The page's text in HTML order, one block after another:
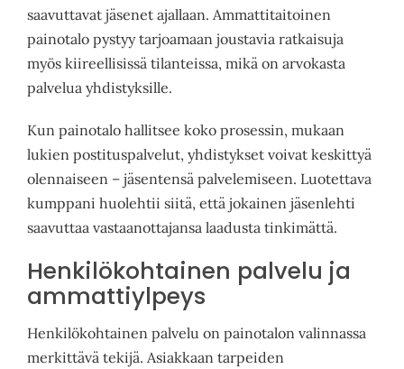
saavuttavat jäsenet ajallaan. Ammattitaitoinen
painotalo pystyy tarjoamaan joustavia ratkaisuja
myös kiireellisissä tilanteissa, mikä on arvokasta
palvelua yhdistyksille.
Kun painotalo hallitsee koko prosessin, mukaan
lukien postituspalvelut, yhdistykset voivat keskittyä
olennaiseen – jäsentensä palvelemiseen. Luotettava
kumppani huolehtii siitä, että jokainen jäsenlehti
saavuttaa vastaanottajansa laadusta tinkimättä.
Henkilökohtainen palvelu ja
ammattiylpeys
Henkilökohtainen palvelu on painotalon valinnassa
merkittävä tekijä. Asiakkaan tarpeiden